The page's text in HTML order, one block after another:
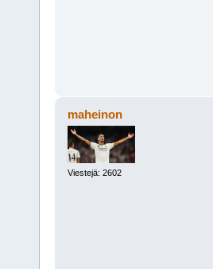
maheinon
Viestejä: 2602